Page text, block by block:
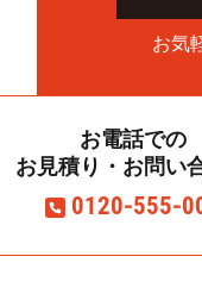
お気
お電話での
お見積り・お問い
0120-555-